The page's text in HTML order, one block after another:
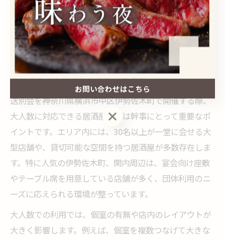
大人数送別会に選びたい居酒屋
のコツ
送別会で大人数に対応できる居酒屋選び
送別会を神奈川県横浜市中区伊勢佐木町で開催する際、
大人数に対応できる居酒屋選びは幹事にとって重要なポ
イントです。エリア内には、30名以上が一堂に会せる大
型店舗や、貸切可能な空間を持つ居酒屋が多数存在しま
す。特に人気の伊勢佐木町、関内周辺は、宴会向け座敷
やテーブル席を用意している店舗が多く、団体利用のニ
ーズに応えられる環境が整っています。
大人数での利用では、個室の有無や店内のレイアウトが
大きく影響します。例えば、個室を複数つなげて大きな
お問い合わせはこちら
お問い合わせはこちら